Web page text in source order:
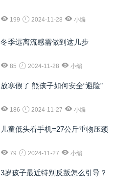
199 2024-11-28 小编
冬季远离流感需做到这几步
85 2024-11-28 小编
放寒假了 熊孩子如何安全“避险”
186 2024-11-27 小编
儿童低头看手机=27公斤重物压颈
79 2024-11-27 小编
3岁孩子最近特别反叛怎么引导？